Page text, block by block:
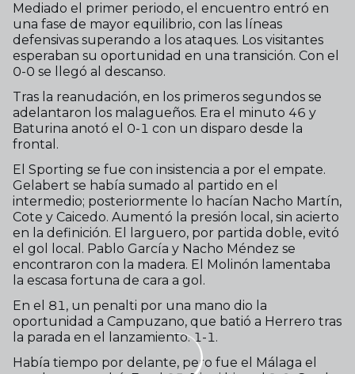
Mediado el primer periodo, el encuentro entró en
una fase de mayor equilibrio, con las líneas
defensivas superando a los ataques. Los visitantes
esperaban su oportunidad en una transición. Con el
0-0 se llegó al descanso.
Tras la reanudación, en los primeros segundos se
adelantaron los malagueños. Era el minuto 46 y
Baturina anotó el 0-1 con un disparo desde la
frontal.
El Sporting se fue con insistencia a por el empate.
Gelabert se había sumado al partido en el
intermedio; posteriormente lo hacían Nacho Martín,
Cote y Caicedo. Aumentó la presión local, sin acierto
en la definición. El larguero, por partida doble, evitó
el gol local. Pablo García y Nacho Méndez se
encontraron con la madera. El Molinón lamentaba
la escasa fortuna de cara a gol.
En el 81, un penalti por una mano dio la
oportunidad a Campuzano, que batió a Herrero tras
la parada en el lanzamiento. 1-1.
Había tiempo por delante, pero fue el Málaga el